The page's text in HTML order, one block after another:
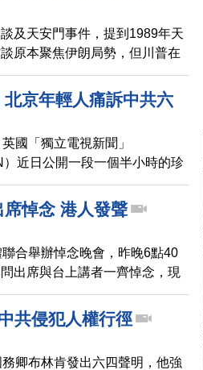
及天安門事件，提到1989年天
原本聚焦伊朗局勢，但川普在
場上，中共用坦克，從學生身
對自己人民這樣下手的政權，
京年輕人痛訴中共六
國「獨立電視新聞」
）近日公開一段一個半小時的珍
年在北京街頭拍攝到的採訪和
悼念 港人發聲
合舉辦悼念晚會，昨晚6點40
出席與台上講者一齊悼念，現
出席，希望台灣民眾能守住這
共侵犯人權行徑
卿布林肯發出六四聲明，他強